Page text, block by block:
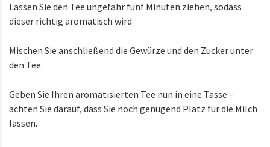
Lassen Sie den Tee ungefähr fünf Minuten ziehen, sodass
dieser richtig aromatisch wird.
Mischen Sie anschließend die Gewürze und den Zucker unter
den Tee.
Geben Sie Ihren aromatisierten Tee nun in eine Tasse –
achten Sie darauf, dass Sie noch genügend Platz für die Milch
lassen.